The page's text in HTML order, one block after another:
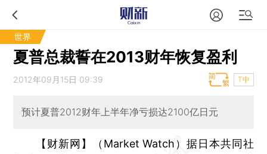
世界
夏普总裁誓在2013财年恢复盈利
2012年09月15日 09:39 T中
预计夏普2012财年上半年净亏损达2100亿日元
【财新网】（Market Watch）据日本共同社